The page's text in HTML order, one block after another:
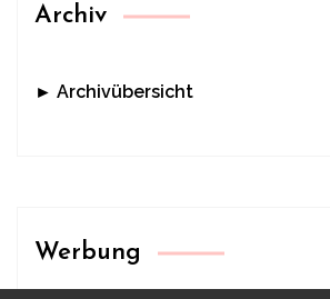
Archiv
► Archivübersicht
Werbung